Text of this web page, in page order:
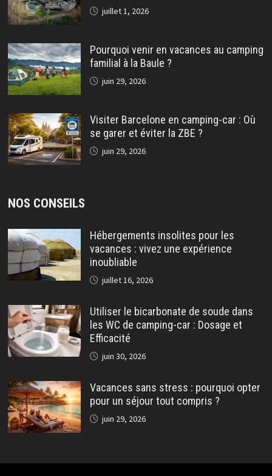
juillet 1, 2026
Pourquoi venir en vacances au camping
familial à la Baule ?
juin 29, 2026
Visiter Barcelone en camping-car : Où
se garer et éviter la ZBE ?
juin 29, 2026
NOS CONSEILS
Hébergements insolites pour les
vacances : vivez une expérience
inoubliable
juillet 16, 2026
Utiliser le bicarbonate de soude dans
les WC de camping-car : Dosage et
Efficacité
juin 30, 2026
Vacances sans stress : pourquoi opter
pour un séjour tout compris ?
juin 29, 2026